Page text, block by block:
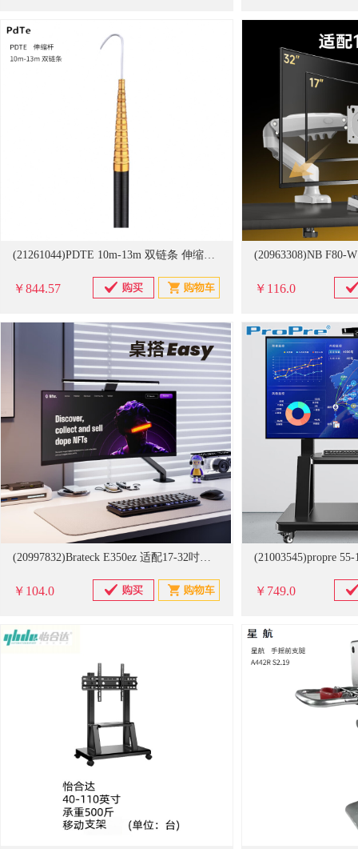
(21261044)PDTE 10m-13m 双链条 伸缩杆(单位：件)
￥844.57 ￥116.0
(20997832)Brateck E350ez 适配17-32吋移动式显示器 支架 曜岩黑(单位：个)
￥104.0 ￥749.0